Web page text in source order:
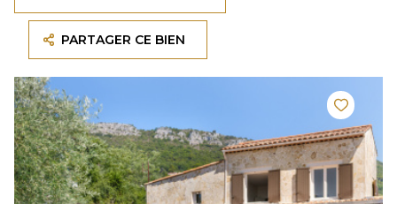
PARTAGER CE BIEN